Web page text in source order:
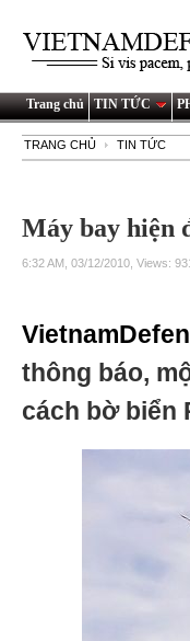
Trang chủ TIN TỨC
TRANG CHỦ TIN TỨC
Máy bay hiện
6:32 AM, 03/12/2010, Views:
thông báo,
cách bờ biển